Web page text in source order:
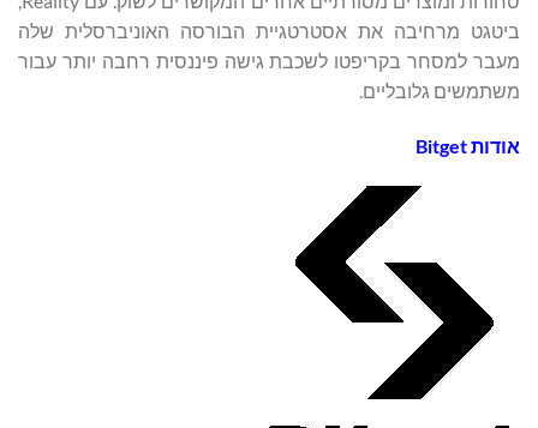
ביטגט מרחיבה את אסטרטגיית הבורסה האוניברסלית שלה
מעבר למסחר בקריפטו לשכבת גישה פיננסית רחבה יותר עבור
משתמשים גלובליים.
אודותBitget